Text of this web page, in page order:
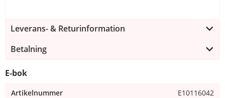
Leverans- & Returinformation
Betalning
E-bok
Artikelnummer E10116042